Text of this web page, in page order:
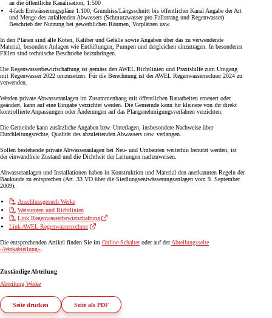
an die öffentliche Kanalisation, 1:500
4-fach Entwässerungspläne 1:100, Grundriss/Längsschnitt bis öffentlicher Kanal Angabe der Art
und Menge des anfallenden Abwassers (Schmutzwasser pro Fallstrang und Regenwasser)
Beschrieb der Nutzung bei gewerblichen Räumen, Vorplätzen usw.
In den Plänen sind alle Koten, Kaliber und Gefälle sowie Angaben über das zu verwen­dende
Material, besondere Anlagen wie Entlüftungen, Pumpen und dergleichen einzutra­gen. In besonderen
Fällen sind technische Beschriebe beizubringen.
Die Regenwasserbewirtschaftung ist gemäss den AWEL Richtlinien und Praxishilfe zum Umgang
mit Regenwasser 2022 umzusetzen. Für die Berechnung ist der AWEL Regenwasserrechner 2024 zu
verwenden.
Werden private Abwasseranlagen im Zusammenhang mit öffentlichen Bauarbeiten er­neuert oder
geändert, kann auf eine Eingabe verzichtet werden. Die Gemeinde kann für kleinere von ihr direkt
kontrollierte Anpassungen oder Änderungen auf das Plangenehmi­gungsverfahren verzichten.
Die Gemeinde kann zusätzliche Angaben bzw. Unterlagen, insbesondere Nachweise über
Durchleitungsrechte, Qualität des abzuleitenden Abwassers usw. verlangen.
Sollen bestehende private Abwasseranlagen bei Neu- und Umbauten weiterhin benutzt werden, ist
der einwandfreie Zustand und die Dichtheit der Leitungen nachzuweisen.
Abwasseranlagen und Installationen haben in Konstruktion und Material den anerkannten Regeln der
Baukunde zu entsprechen (Art. 33 VO über die Siedlungsentwässerungsanlagen vom 9. September
2009).
Anschlussgesuch Werke
Weisungen und Richtlinien
Link Regenwasserbewirtschaftung
Link AWEL Regenwasserrechner
Die entsprechenden Artikel finden Sie im Online-Schalteroder auf derAbteilungsseite
«Werkabteilung»
Zuständige Abteilung
Abteilung Werke
Seite drucken Seite als PDF